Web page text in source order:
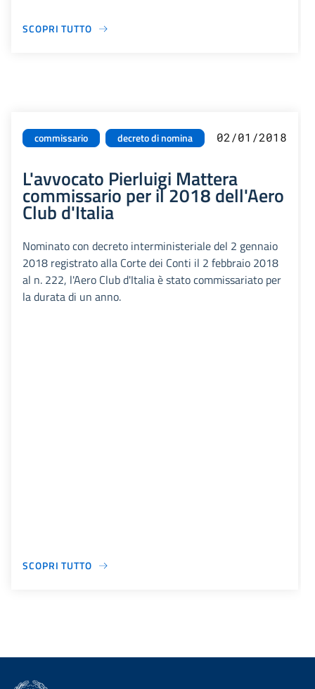
SCOPRI TUTTO
commissario decreto di nomina 02/01/2018
L'avvocato Pierluigi Mattera
commissario per il 2018 dell'Aero
Club d'Italia
Nominato con decreto interministeriale del 2 gennaio
2018 registrato alla Corte dei Conti il 2 febbraio 2018
al n. 222, l'Aero Club d'Italia è stato commissariato per
la durata di un anno.
SCOPRI TUTTO